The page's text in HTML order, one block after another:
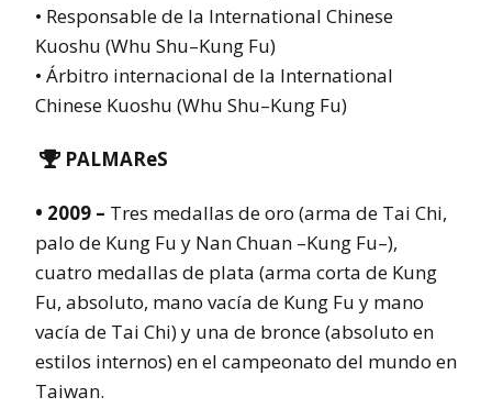
• Responsable de la International Chinese
Kuoshu (Whu Shu–Kung Fu)
• Árbitro internacional de la International
Chinese Kuoshu (Whu Shu–Kung Fu)
PALMAReS
• 2009 – Tres medallas de oro (arma de Tai Chi,
palo de Kung Fu y Nan Chuan –Kung Fu–),
cuatro medallas de plata (arma corta de Kung
Fu, absoluto, mano vacía de Kung Fu y mano
vacía de Tai Chi) y una de bronce (absoluto en
estilos internos) en el campeonato del mundo en
Taiwan.